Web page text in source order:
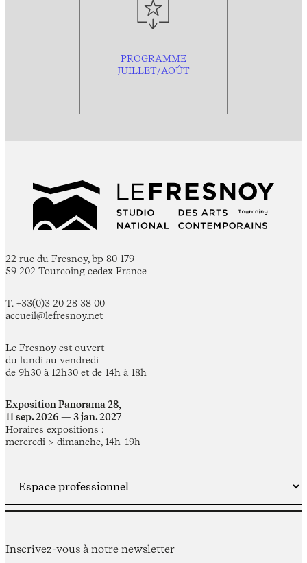
PROGRAMME
JUILLET/AOÛT
22 rue du Fresnoy, bp 80 179
59 202 Tourcoing cedex France
T. +33(0)3 20 28 38 00
accueil@lefresnoy.net
Le Fresnoy est ouvert
du lundi au vendredi
de 9h30 à 12h30 et de 14h à 18h
Exposition Panorama 28,
11 sep. 2026 — 3 jan. 2027
Horaires expositions :
mercredi > dimanche, 14h-19h
Inscrivez-vous à notre newsletter